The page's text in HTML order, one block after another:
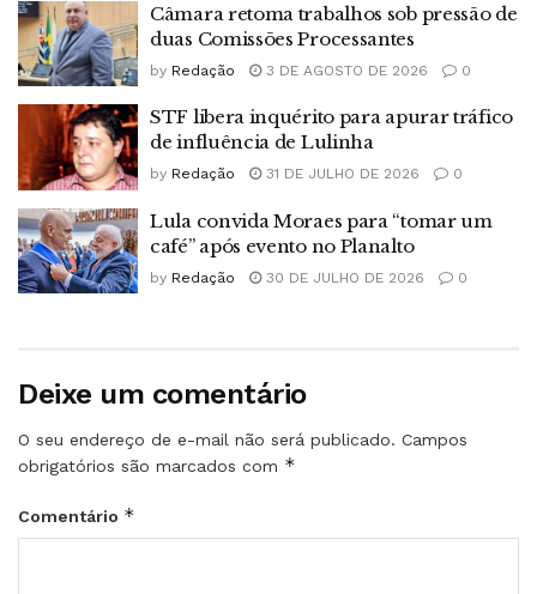
Câmara retoma trabalhos sob pressão de
duas Comissões Processantes
by Redação 3 DE AGOSTO DE 2026 0
STF libera inquérito para apurar tráfico
de influência de Lulinha
by Redação 31 DE JULHO DE 2026 0
Lula convida Moraes para “tomar um
café” após evento no Planalto
by Redação 30 DE JULHO DE 2026 0
Deixe um comentário
O seu endereço de e-mail não será publicado. Campos
obrigatórios são marcados com *
Comentário *